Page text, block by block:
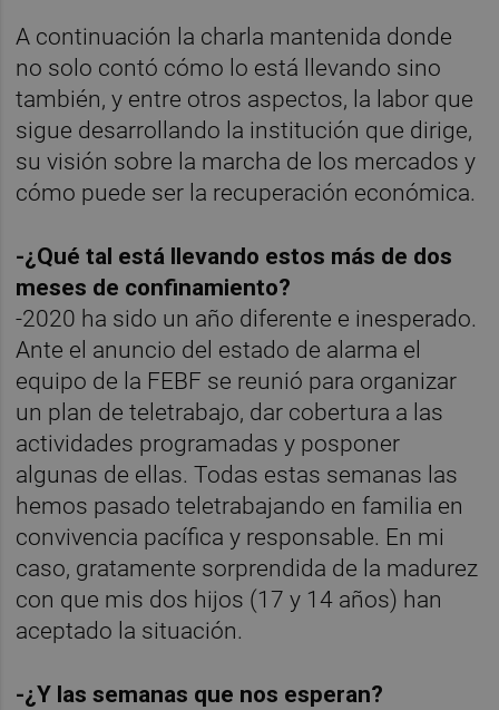
A continuación la charla mantenida donde
no solo contó cómo lo está llevando sino
también, y entre otros aspectos, la labor que
sigue desarrollando la institución que dirige,
su visión sobre la marcha de los mercados y
cómo puede ser la recuperación económica.
-¿Qué tal está llevando estos más de dos
meses de confinamiento?
-2020 ha sido un año diferente e inesperado.
Ante el anuncio del estado de alarma el
equipo de la FEBF se reunió para organizar
un plan de teletrabajo, dar cobertura a las
actividades programadas y posponer
algunas de ellas. Todas estas semanas las
hemos pasado teletrabajando en familia en
convivencia pacífica y responsable. En mi
caso, gratamente sorprendida de la madurez
con que mis dos hijos (17 y 14 años) han
aceptado la situación.
-¿Y las semanas que nos esperan?